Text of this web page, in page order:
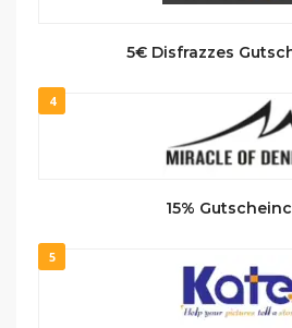
5€ Disfrazzes
4
15%
5